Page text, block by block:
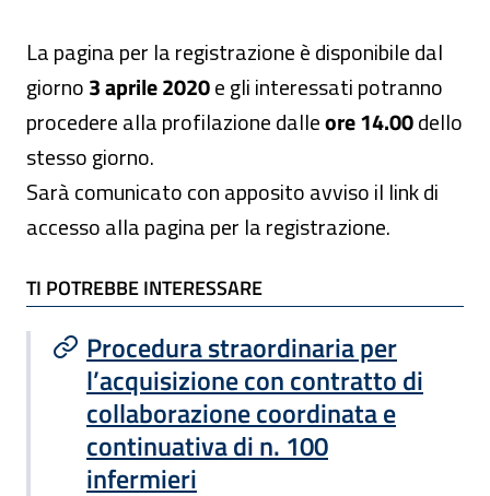
La pagina per la registrazione è disponibile dal
giorno3 aprile 2020e gli interessati potranno
procedere alla profilazione dalleore 14.00dello
stesso giorno.
Sarà comunicato con apposito avviso il link di
accesso alla pagina per la registrazione.
TI POTREBBE INTERESSARE
TI POTREBBE INTERESSARE
Procedura straordinaria per
l’acquisizione con contratto di
collaborazione coordinata e
continuativa di n. 100
infermieri